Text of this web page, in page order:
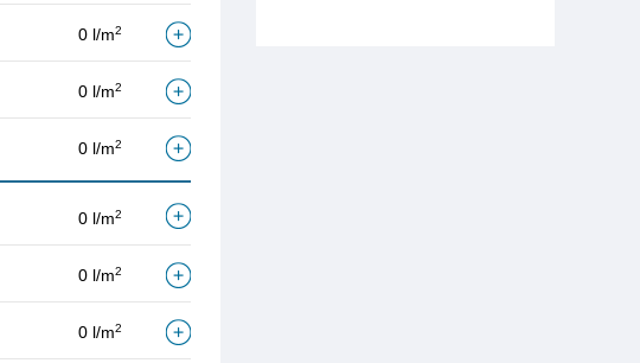
0 l/m2
0 l/m2
0 l/m2
0 l/m2
0 l/m2
0 l/m2